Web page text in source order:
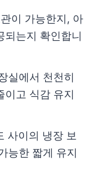
이 가능한지, 아
되는지 확인합니
실에서 천천히
이고 식감 유지
사이의 냉장 보
능한 짧게 유지